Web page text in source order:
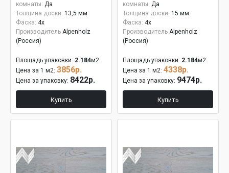
комнаты: Да
Толщина доски: 13,5 мм
Фаска: 4x
Производитель Alpenholz
(Россия)
Площадь упаковки: 2.184м2
Цена за 1 м2: 3856р.
Цена за упаковку: 8422р.
Купить
комнаты: Да
Толщина доски: 15 мм
Фаска: 4x
Производитель Alpenholz
(Россия)
Площадь упаковки: 2.184м2
Цена за 1 м2: 4338р.
Цена за упаковку: 9474р.
Купить